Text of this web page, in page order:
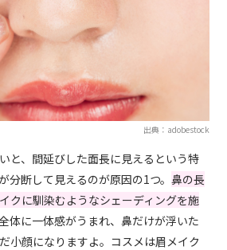
出典：adobestock
と、間延びした面長に見えるという特
分断して見えるのが原因の1つ。鼻の長
クに馴染むようなシェーディングを施
体に一体感がうまれ、鼻だけが浮いた
小顔になりますよ。コスメは眉メイク